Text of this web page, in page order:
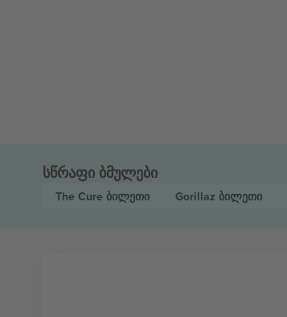
სწრაფი ბმულები
The Cure ბილეთი Gorillaz ბილეთი